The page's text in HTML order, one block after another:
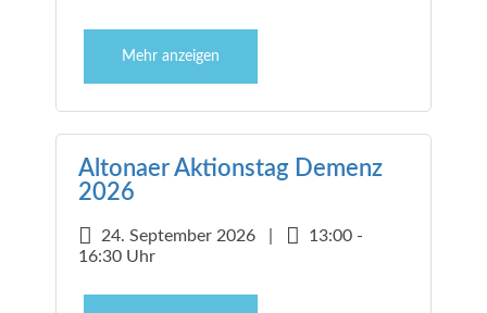
Mehr anzeigen
Altonaer Aktionstag Demenz
2026
24. September 2026 |
13:00 -
16:30 Uhr